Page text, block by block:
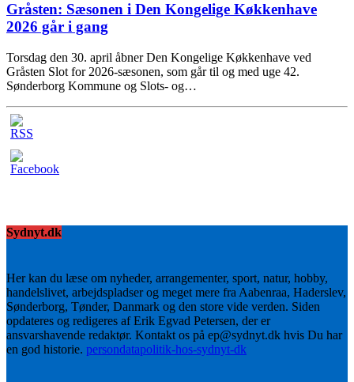
Gråsten: Sæsonen i Den Kongelige Køkkenhave
2026 går i gang
Torsdag den 30. april åbner Den Kongelige Køkkenhave ved
Gråsten Slot for 2026-sæsonen, som går til og med uge 42.
Sønderborg Kommune og Slots- og…
Sydnyt.dk
Her kan du læse om nyheder, arrangementer, sport, natur, hobby,
handelslivet, arbejdspladser og meget mere fra Aabenraa, Haderslev,
Sønderborg, Tønder, Danmark og den store vide verden. Siden
opdateres og redigeres af Erik Egvad Petersen, der er
ansvarshavende redaktør. Kontakt os på ep@sydnyt.dk hvis Du har
en god historie. persondatapolitik-hos-sydnyt-dk